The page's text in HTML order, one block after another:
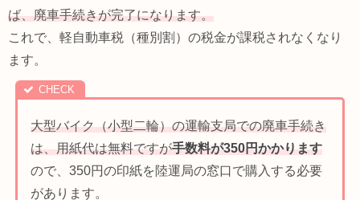
ば、廃車手続きが完了になります。
これで、軽自動車税（種別割）の税金が課税されなくなり
ます。
大型バイク（小型二輪）の運輸支局での廃車手続き
は、用紙代は無料ですが手数料が350円かかります
ので、350円の印紙を陸運局の窓口で購入する必要
があります。